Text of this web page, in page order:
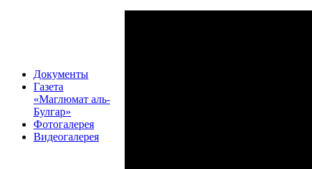
Документы
Газета
«Маглюмат аль-
Булгар»
Фотогалерея
Видеогалерея